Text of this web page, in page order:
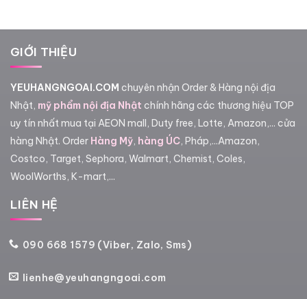
GIỚI THIỆU
YEUHANGNGOAI.COM chuyên nhận Order & Hàng nội địa
Nhật, mỹ phẩm nội địa Nhật chính hãng các thương hiệu TOP
uy tín nhất mua tại AEON mall, Duty free, Lotte, Amazon,... cửa
hàng Nhật. Order Hàng Mỹ, hàng ÚC, Pháp,...Amazon,
Costco, Target, Sephora, Walmart, Chemist, Coles,
WoolWorths, K-mart,...
LIÊN HỆ
090 668 1579 (Viber, Zalo, Sms)
lienhe@yeuhangngoai.com